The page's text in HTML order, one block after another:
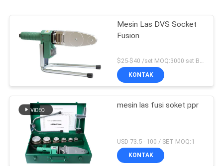
Mesin Las DVS Socket
Fusion
KONTAK
mesin las fusi soket ppr
USD 73.5 - 100 / SET MOQ:1
KONTAK